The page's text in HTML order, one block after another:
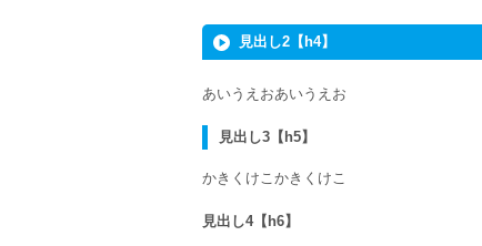
見出し2【h4】
あいうえおあいうえお
見出し3【h5】
かきくけこかきくけこ
見出し4【h6】